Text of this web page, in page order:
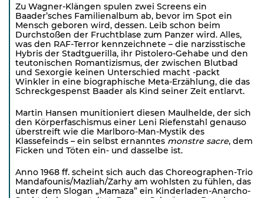
Zu Wagner-Klängen spulen zwei Screens ein
Baader’sches Familienalbum ab, bevor im Spot ein
Mensch geboren wird, dessen. Leib schon beim
Durchstoßen der Fruchtblase zum Panzer wird. Alles,
was den RAF-Terror kennzeichnete – die narzisstische
Hybris der Stadtguerilla, ihr Pistolero-Gehabe und den
teutonischen Romantizismus, der zwischen Blutbad
und Sexorgie keinen Unterschied macht -packt
Winkler in eine biographische Meta-Erzählung, die das
Schreckgespenst Baader als Kind seiner Zeit entlarvt.
Martin Hansen munitioniert diesen Maulhelde, der sich
den Körperfaschismus einer Leni Riefenstahl genauso
überstreift wie die Marlboro-Man-Mystik des
Klassefeinds – ein selbst ernanntes monstre sacre, dem
Ficken und Töten ein- und dasselbe ist.
Anno 1968 ff. scheint sich auch das Choreographen-Trio
Mandafounis/Mazliah/Zarhy am wohlsten zu fühlen, das
unter dem Slogan „Mamaza” ein Kinderladen-Anarcho-